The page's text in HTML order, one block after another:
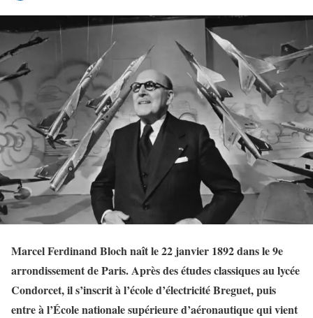
Marcel Ferdinand Bloch naît le 22 janvier 1892 dans le 9e
arrondissement de Paris. Après des études classiques au lycée
Condorcet, il s’inscrit à l’école d’électricité Breguet, puis
entre à l’École nationale supérieure d’aéronautique qui vient